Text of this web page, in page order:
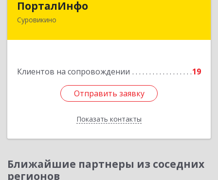
ПорталИнфо
Суровикино
Клиентов на сопровождении 19
Отправить заявку
Показать контакты
404414, г.Суровкино Волгоградской обл. ул. 1-й
Отправить заявку
Назад
Ближайшие партнеры из соседних
регионов